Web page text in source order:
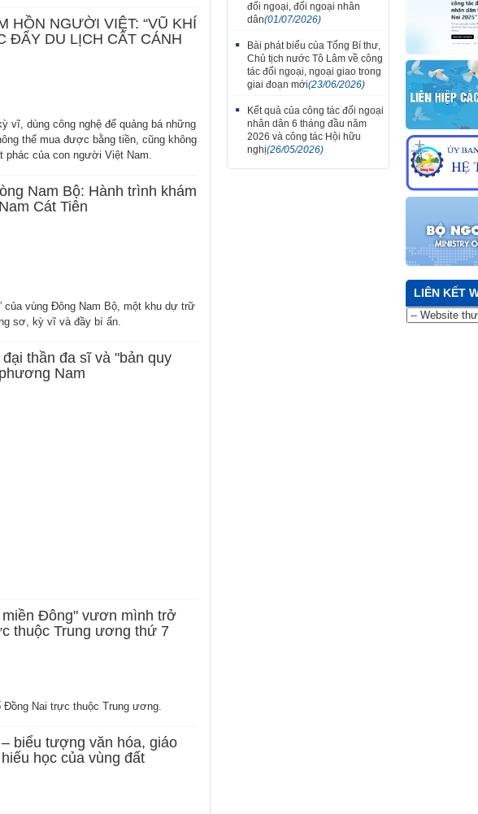
HỒN NGƯỜI VIỆT: “VŨ KHÍ
ĐẨY DU LỊCH CẤT CÁNH
vĩ, dùng công nghệ để quảng bá những
thể mua được bằng tiền, cũng không
phác của con người Việt Nam.
Nam Bộ: Hành trình khám
Cát Tiên
vùng Đông Nam Bộ, một khu dự trữ
sơ, kỳ vĩ và đầy bí ẩn.
thần đa sĩ và "bản quy
Nam
Đông" vươn mình trở
thuộc Trung ương thứ 7
Nai trực thuộc Trung ương.
biểu tượng văn hóa, giáo
học của vùng đất
đối ngoại, đối ngoại nhân
dân(01/07/2026)
Bài phát biểu của Tổng Bí thư,
Chủ tịch nước Tô Lâm về công
tác đối ngoại, ngoại giao trong
giai đoạn mới(23/06/2026)
Kết quả của công tác đối ngoại
nhân dân 6 tháng đầu năm
2026 và công tác Hội hữu
nghị(26/05/2026)
THÔNG
DỤNG
LIÊN KẾT